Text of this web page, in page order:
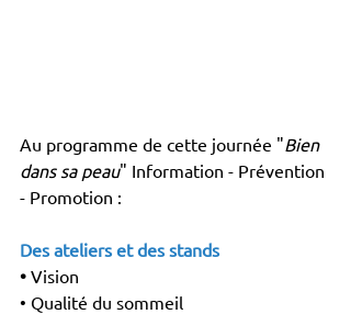
Au programme de cette journée "Bien
dans sa peau" Information - Prévention
- Promotion :
Des ateliers et des stands
• Vision
• Qualité du sommeil